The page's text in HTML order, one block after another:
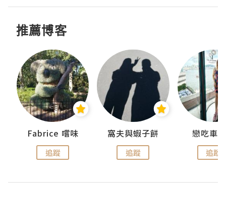
推薦博客
Fabrice 嚐味
追蹤
窩夫與蝦子餅
追蹤
戀吃車
追蹤